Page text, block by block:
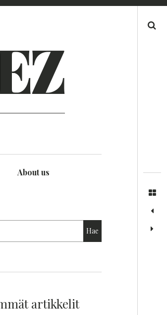
About us
artikkelit